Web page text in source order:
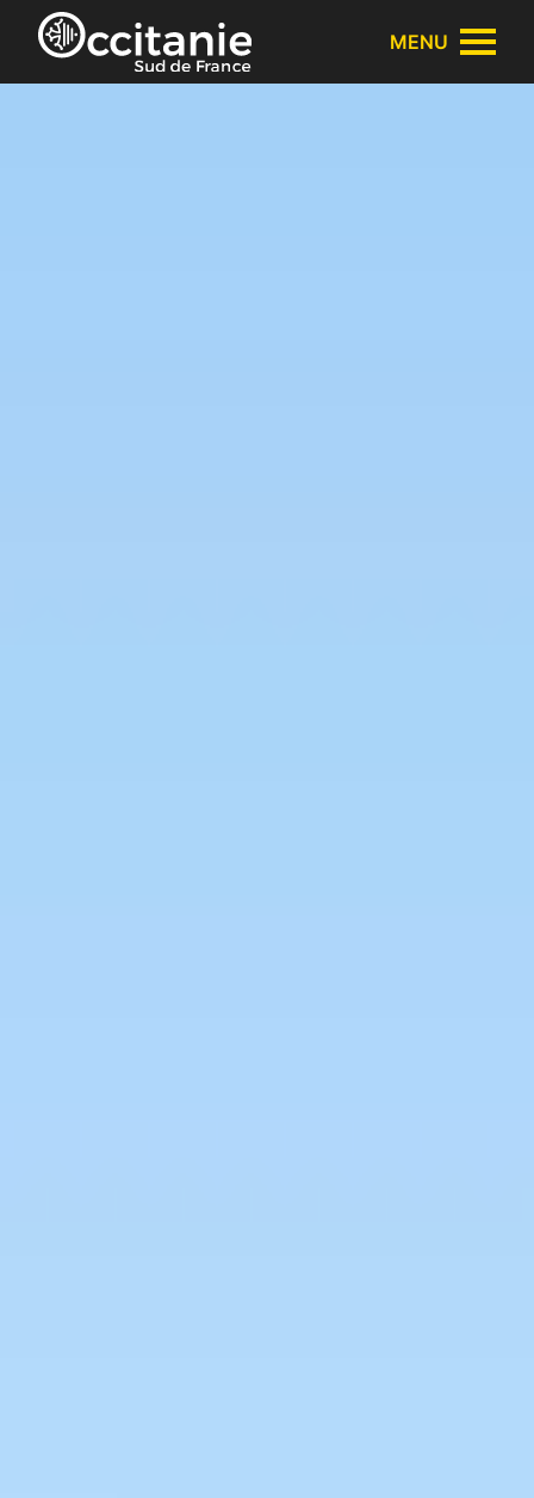
Panneau de gestion des cookies
MENU